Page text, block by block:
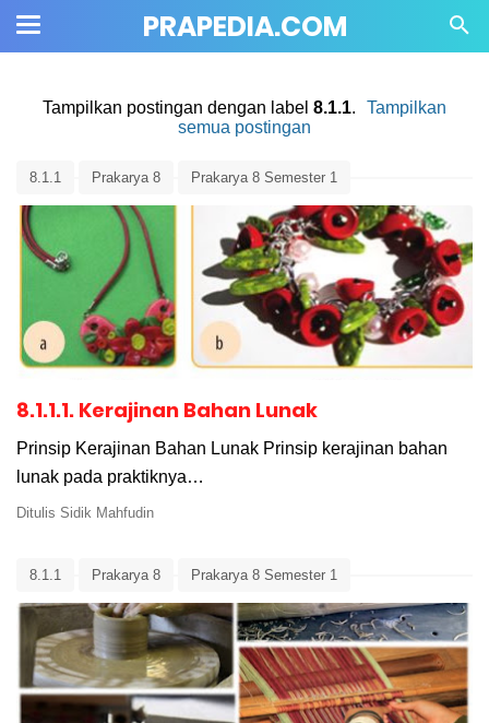
PRAPEDIA.COM
Tampilkan postingan dengan label 8.1.1.
Tampilkan
semua postingan
8.1.1 Prakarya 8 Prakarya 8 Semester 1
8.1.1.1. Kerajinan Bahan Lunak
Prinsip Kerajinan Bahan Lunak Prinsip kerajinan bahan
lunak pada praktiknya…
Ditulis Sidik Mahfudin
8.1.1 Prakarya 8 Prakarya 8 Semester 1